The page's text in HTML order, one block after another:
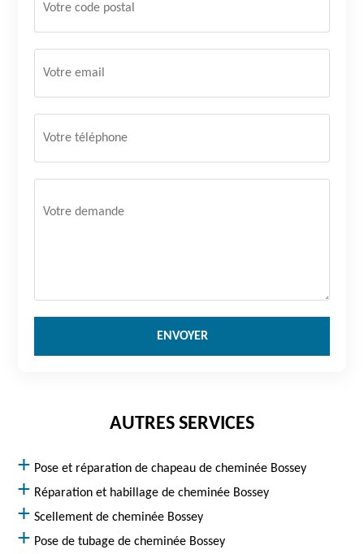
AUTRES SERVICES
Pose et réparation de chapeau de cheminée Bossey
Réparation et habillage de cheminée Bossey
Scellement de cheminée Bossey
Pose de tubage de cheminée Bossey